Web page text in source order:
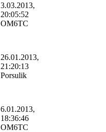
3.03.2013,
20:05:52
OM6TC
26.01.2013,
21:20:13
Porsulik
6.01.2013,
18:36:46
OM6TC